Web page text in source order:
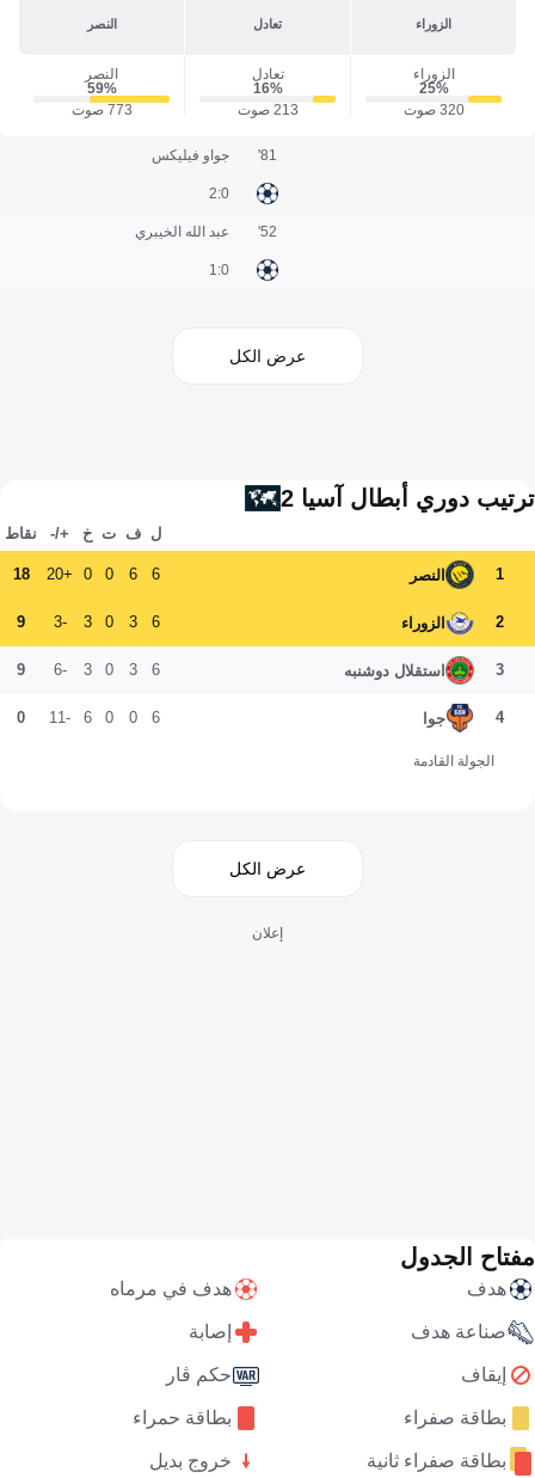
الزوراء تعادل النصر
الزوراء
25‎%‎
320 صوت
تعادل
16‎%‎
213 صوت
النصر
59‎%‎
773 صوت
جواو فيليكس
0:2
81'
عبد الله الخيبري
0:1
52'
عرض الكل
ترتيب دوري أبطال آسيا 2
ل ف ت خ +/- نقاط
1 النصر 6
6
0
0
+20
18
2 الزوراء 6
3
0
3
-3
9
3 استقلال دوشنبه 6
3
0
3
-6
9
4 جوا 6
0
0
6
-11
0
الجولة القادمة
عرض الكل
إعلان
مفتاح الجدول
هدف هدف في مرماه
صناعة هدف إصابة
إيقاف حكم ڤار
بطاقة صفراء بطاقة حمراء
بطاقة صفراء ثانية خروج بديل